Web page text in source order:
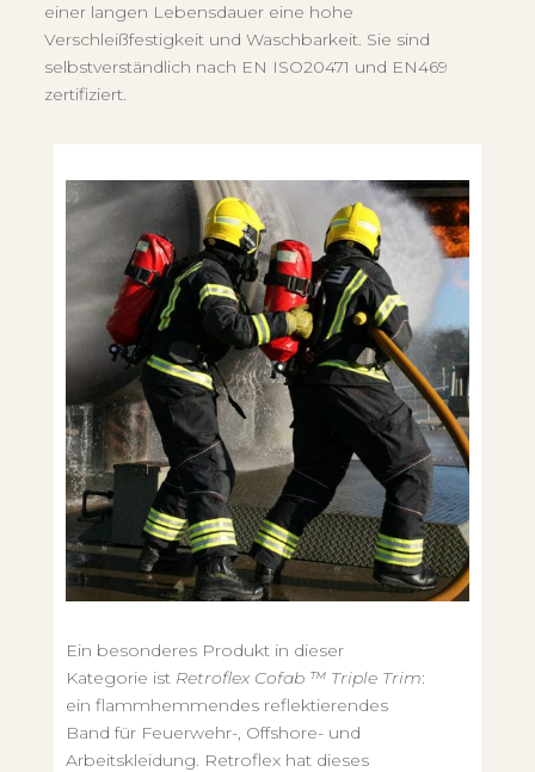
einer langen Lebensdauer eine hohe
Verschleißfestigkeit und Waschbarkeit. Sie sind
selbstverständlich nach EN ISO20471 und EN469
zertifiziert.
Ein besonderes Produkt in dieser
Kategorie ist Retroflex Cofab ™ Triple Trim:
ein flammhemmendes reflektierendes
Band für Feuerwehr-, Offshore- und
Arbeitskleidung. Retroflex hat dieses